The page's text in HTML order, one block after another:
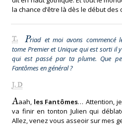
la chance d’être là dès le début
T. Priad et moi avons commencé
tome Premier et Unique qui est sorti il
qui est passé par ta plume. Que
Fantômes en général ?
J. D
Aaah, les Fantômes… Attention,
va finir en tonton Julien qui
Allez, venez vous asseoir sur mes